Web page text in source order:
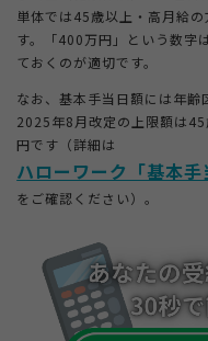
単体では45歳以上・高月給
す。「400万円」という数字
ておくのが適切です。
なお、基本手当日額には年齢
2025年8月改定の上限額は
円です（詳細は
ハローワーク「基本手
をご確認ください）。